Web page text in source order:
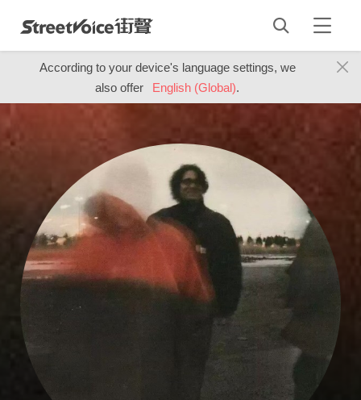
According to your device's language settings, we
also offer
English (Global).